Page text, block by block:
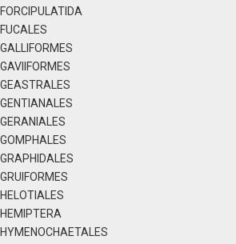
FORCIPULATIDA
FUCALES
GALLIFORMES
GAVIIFORMES
GEASTRALES
GENTIANALES
GERANIALES
GOMPHALES
GRAPHIDALES
GRUIFORMES
HELOTIALES
HEMIPTERA
HYMENOCHAETALES